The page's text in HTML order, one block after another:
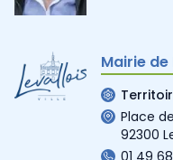
Mairie
Place
92300
01 49